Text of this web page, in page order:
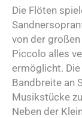
Die Flöten
von der
Piccolo alles
ermöglicht.
Bandbreite an
Musikstücke
Neben der